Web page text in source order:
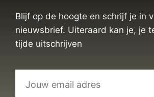
Blijf op de hoogte en schrijf je in
nieuwsbrief. Uiteraard kan je, je
tijde uitschrijven